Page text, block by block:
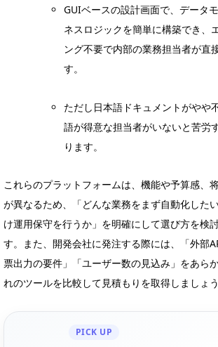
GUIベースの設計画面で、データ
ネスロジックを簡単に構築でき、
ング不要で内部の業務担当者が直
す。
ただし日本語ドキュメントがやや
語が得意な担当者がいないと苦労
ります。
これらのプラットフォームは、機能や予算感、
が異なるため、「どんな業務をまず自動化した
け運用保守を行うか」を明確にして選び方を検
す。また、開発会社に発注する際には、「外部
票出力の要件」「ユーザー数の見込み」をあら
れのツールを比較して見積もりを取得しましょう
PICK UP